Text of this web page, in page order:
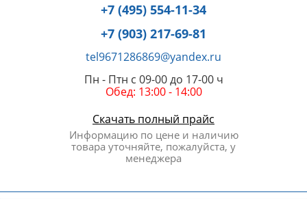
+7 (495) 554-11-34
+7 (903) 217-69-81
tel9671286869@yandex.ru
Пн - Птн с 09-00 до 17-00 ч
Обед: 13:00 - 14:00
Скачать полный прайс
Информацию по цене и наличию
товара уточняйте, пожалуйста, у
менеджера